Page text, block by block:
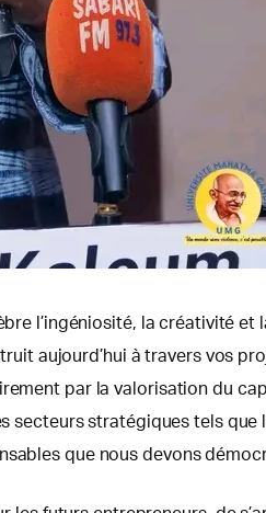
l’ingéniosité, la créativité
aujourd’hui à travers vos
par la valorisation du
secteurs stratégiques tels
que nous devons